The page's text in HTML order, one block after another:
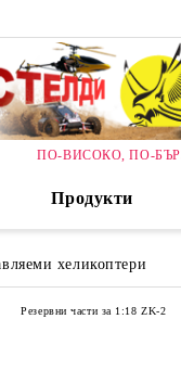
ПО-ВИСОКО, ПО-
Продукти
хеликоптери
Резервни части за 1:18 ZK-2